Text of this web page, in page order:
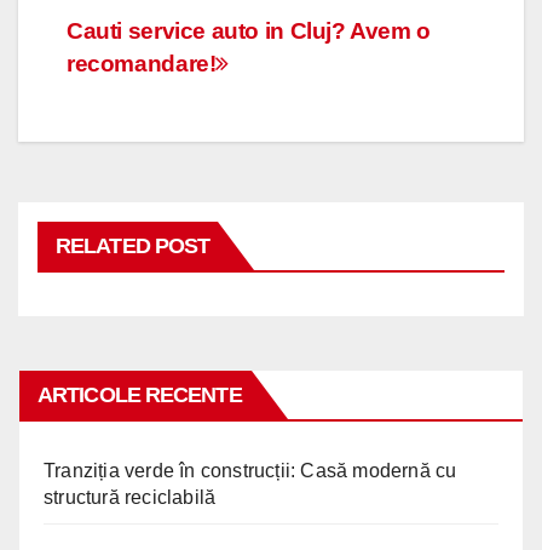
Navigare
articole
Cauti service auto in Cluj? Avem o
recomandare!
RELATED POST
ARTICOLE RECENTE
Tranziția verde în construcții: Casă modernă cu
structură reciclabilă